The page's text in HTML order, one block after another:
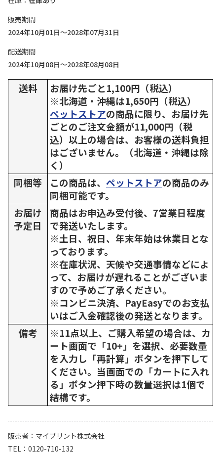
販売期間
2024年10月01日～2028年07月31日
配送期間
2024年10月08日～2028年08月08日
送料
お届け先ごと1,100円（税込）
※北海道・沖縄は1,650円（税込）
ペットストアの商品に限り、お届け先
ごとのご注文金額が11,000円（税
込）以上の場合は、お客様の送料負担
はございません。（北海道・沖縄は除
く）
同梱等
この商品は、 ペットストアの商品のみ
同梱可能です。
お届け
予定日
商品はお申込み受付後、7営業日程度
で発送いたします。
※土日、祝日、年末年始は休業日とな
っております。
※在庫状況、天候や交通事情などによ
って、お届けが遅れることがございま
すので予めご了承ください。
※コンビニ決済、PayEasyでのお支払
いはご入金確認後の発送となります。
備考
※11点以上、ご購入希望の場合は、カ
ート画面で「10+」を選択、必要数量
を入力し「再計算」ボタンを押下して
ください。当画面での「カートに入れ
る」ボタン押下時の数量選択は1個で
結構です。
販売者
マイプリント株式会社
TEL
0120-710-132